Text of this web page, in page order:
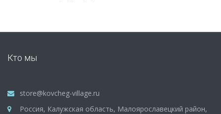
Кто мы
store@kovcheg-village.ru
Россия, Калужская область, Малоярославецкий район,